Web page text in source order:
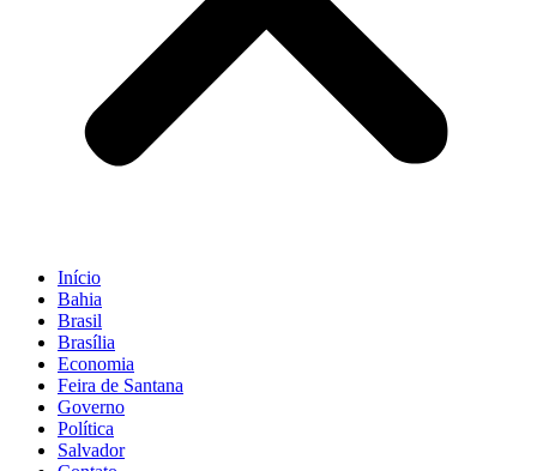
Início
Bahia
Brasil
Brasília
Economia
Feira de Santana
Governo
Política
Salvador